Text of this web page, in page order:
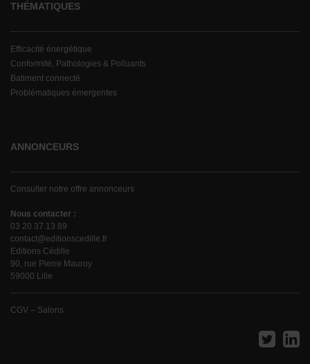
THÉMATIQUES
Efficacité énergétique
Conformité, Pathologies & Polluants
Batiment connecté
Problématiques émergentes
ANNONCEURS
Consulter notre offre annonceurs
Nous contacter :
03 20 37 13 89
contact@editionscedille.fr
Editions Cédille
90, rue Pierre Mauroy
59000 Lille
CGV – Salons